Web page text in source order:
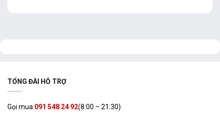
TỔNG ĐÀI HỖ TRỢ
Gọi mua:091 548 24 92(8:00 – 21:30)